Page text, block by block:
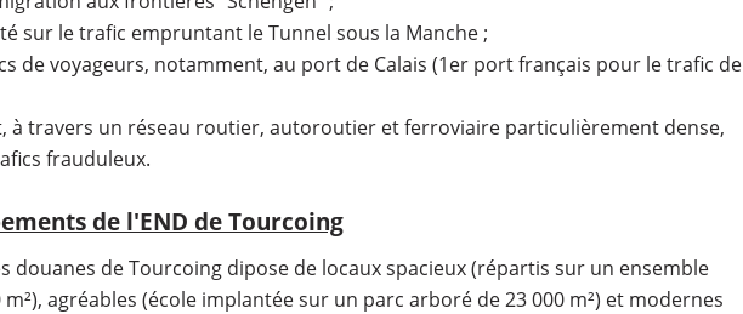
sur le trafic empruntant le Tunnel sous la Manche ;
de voyageurs, notamment, au port de Calais (1er port français pour le trafic de
à travers un réseau routier, autoroutier et ferroviaire particulièrement dense,
frauduleux.
de l'END de Tourcoing
douanes de Tourcoing dipose de locaux spacieux (répartis sur un ensemble
agréables (école implantée sur un parc arboré de 23 000 m²) et modernes